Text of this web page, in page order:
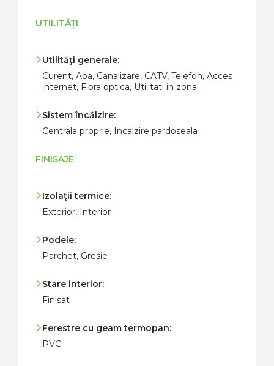
UTILITĂȚI
Utilităţi generale:
Curent, Apa, Canalizare, CATV, Telefon, Acces
internet, Fibra optica, Utilitati in zona
Sistem încălzire:
Centrala proprie, Incalzire pardoseala
FINISAJE
Izolaţii termice:
Exterior, Interior
Podele:
Parchet, Gresie
Stare interior:
Finisat
Ferestre cu geam termopan:
PVC